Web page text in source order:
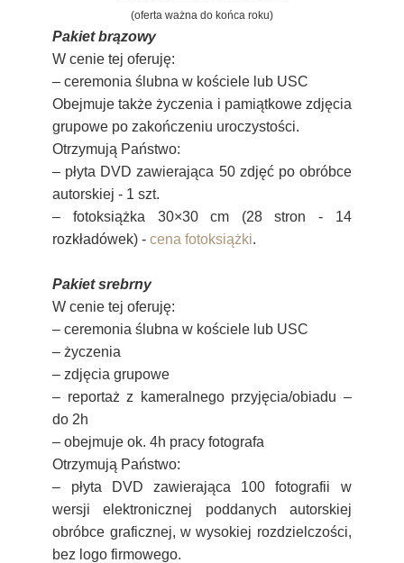
(oferta ważna do końca roku)
Pakiet brązowy
W cenie tej oferuję:
– ceremonia ślubna w kościele lub USC
Obejmuje także życzenia i pamiątkowe zdjęcia
grupowe po zakończeniu uroczystości.
Otrzymują Państwo:
– płyta DVD zawierająca 50 zdjęć po obróbce
autorskiej - 1 szt.
– fotoksiążka 30×30 cm (28 stron - 14
rozkładówek) -cena fotoksiążki.
Pakietsrebrny
W cenie tej oferuję:
– ceremonia ślubna w kościele lub USC
– życzenia
– zdjęcia grupowe
– reportaż z kameralnego przyjęcia/obiadu –
do 2h
–obejmuje ok.4h pracy fotografa
Otrzymują Państwo:
– płyta DVD zawierająca 100 fotografii w
wersji elektronicznej poddanych autorskiej
obróbce graficznej, w wysokiej rozdzielczości,
bez logo firmowego.